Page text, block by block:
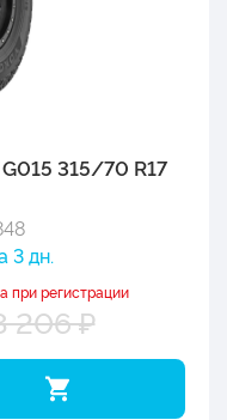
315/70 R17
3 дн.
при регистрации
206 ₽